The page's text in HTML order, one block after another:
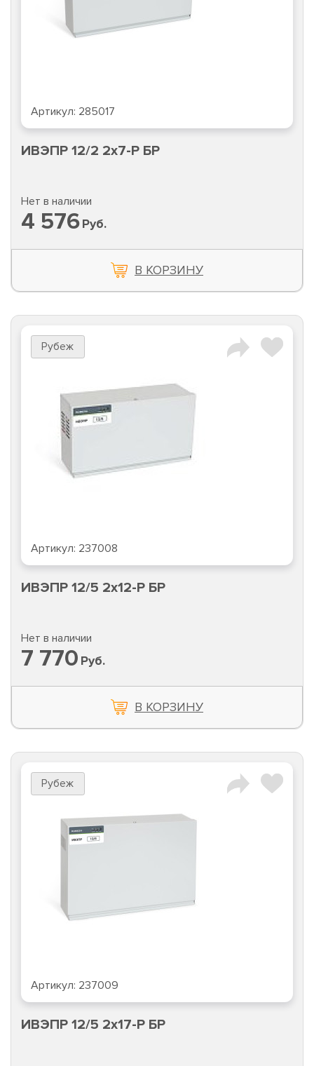
Артикул: 285017
ИВЭПР 12/2 2х7-Р БР
Нет в наличии
4 576Руб.
В КОРЗИНУ
Рубеж
Артикул: 237008
ИВЭПР 12/5 2х12-Р БР
Нет в наличии
7 770 Руб.
В КОРЗИНУ
Рубеж
Артикул: 237009
ИВЭПР 12/5 2х17-Р БР